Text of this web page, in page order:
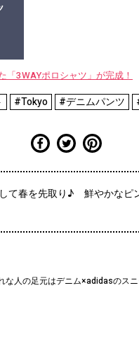
「3WAYポロシャツ」が完成！
#Tokyo #デニムパンツ
て春を先取り♪
鮮やかなピ
な人の足元はデニム×adidasのス